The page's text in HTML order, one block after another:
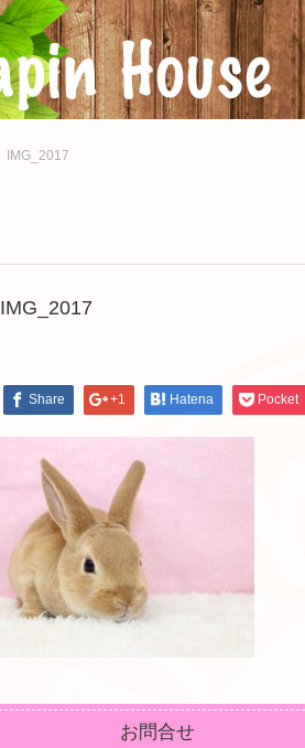
IMG_2017
IMG_2017
Share +1 Hatena Pocket
お問合せ